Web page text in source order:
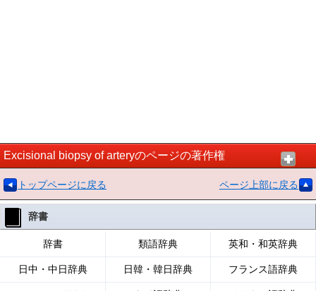
Excisional biopsy of arteryのページの著作権
トップページに戻る ページ上部に戻る
辞書
辞書 類語辞典 英和・和英辞典
日中・中日辞典 日韓・韓日辞典 フランス語辞典